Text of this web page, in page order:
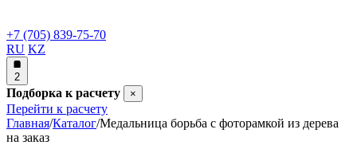
+7 (705) 839-75-70
RU KZ
2
Подборка к расчету ×
Перейти к расчету
Главная/Каталог/Медальница борьба с фоторамкой из дерева
на заказ